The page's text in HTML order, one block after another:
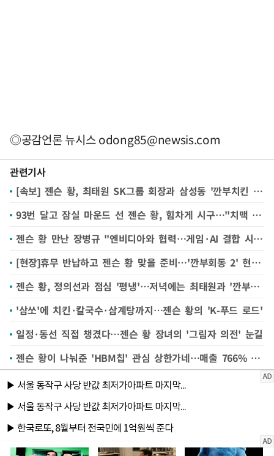
◎공감언론 뉴시스odong85@newsis.com
관련기사
[속보] 젠슨 황, 최태원 SK그룹 회장과 삼성동 '깐부치킨 회동' 시작
93번 달고 잠실 마운드 선 젠슨 황, 힘차게 시구…"치맥 최고, 고 코리아!"
젠슨 황 만난 장병규 "엔비디아와 협력…게임·AI 결합 시작점"
[현장]휴무 반납하고 젠슨 황 맞을 준비…'깐부회동 2' 현장 가보니
젠슨 황, 정의선과 점심 '평냉'…저녁에는 최태원과 '깐부치킨'
'삼쏘'에 치킨·칼국수·삼계탕까지…젠슨 황의 'K-푸드 로드'
일정·동선 직접 챙겼다…젠슨 황 장녀의 '그림자 의전' 눈길
젠슨 황이 나눠준 'HBM칩' 관심 상한가네…매출 766% 폭증